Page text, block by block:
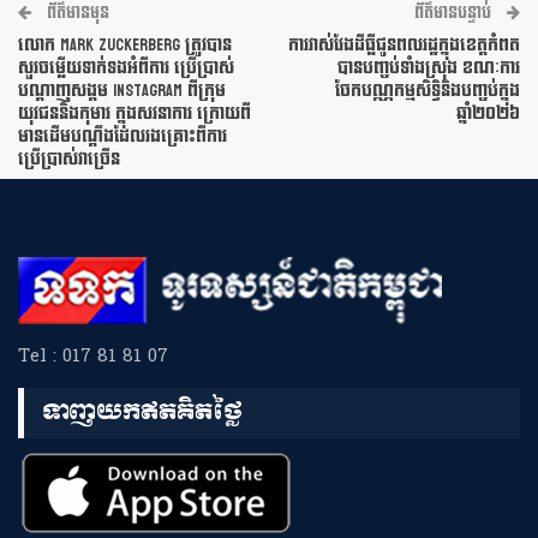
ព័ត៌មានមុន
លោក Mark Zuckerberg ត្រូវបាន
សួរចម្លើយទាក់ទងអំពីការ ប្រើប្រាស់
បណ្តាញសង្គម Instagram ពីក្រុម
យុវជននិងកុមារ ក្នុងសវនាការ ក្រោយពី
មានដើមបណ្តឹងដែលរងគ្រោះពីការ
ប្រើប្រាស់វាច្រើន
ព័ត៌មានបន្ទាប់
ការវាស់វែងដីធ្លីជូនពលរដ្ឋក្នុងខេត្តកំពត
បានបញ្ចប់ទាំងស្រុង ខណៈការ
ចែកបណ្ណកម្មសិទ្ធិនិងបញ្ចប់ក្នុង
ឆ្នាំ២០២៦
Tel : 017 81 81 07
ទាញយកឥតគិតថ្លៃ